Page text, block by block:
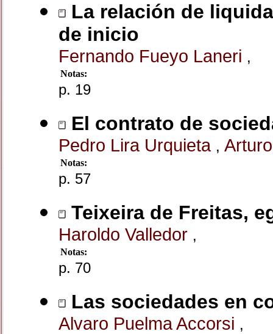
La relación de
de inicio
Fernando Fueyo Laneri ,
Notas:
p. 19
El contrato de
Pedro Lira Urquieta ,
Notas:
p. 57
Teixeira de Freitas,
Haroldo Valledor ,
Notas:
p. 70
Las sociedades en
Alvaro Puelma Accorsi ,